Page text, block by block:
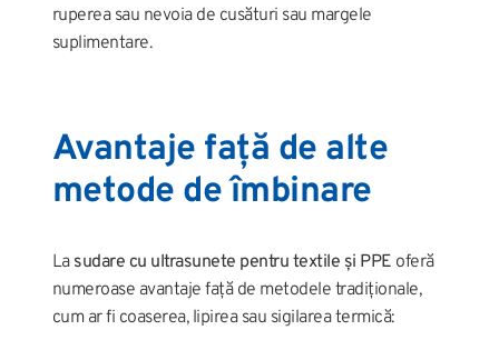
ruperea sau nevoia de cusături sau margele
suplimentare.
Avantaje față de alte
metode de îmbinare
La sudare cu ultrasunete pentru textile și PPE oferă
numeroase avantaje față de metodele tradiționale,
cum ar fi coaserea, lipirea sau sigilarea termică: